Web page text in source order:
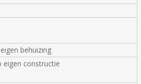
behuizing
eigen constructie